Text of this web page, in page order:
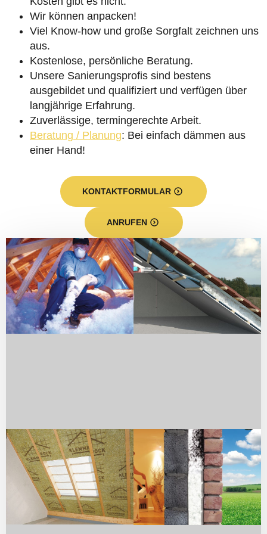
Wir können anpacken!
Viel Know-how und große Sorgfalt zeichnen uns
aus.
Kostenlose, persönliche Beratung.
Unsere Sanierungsprofis sind bestens
ausgebildet und qualifiziert und verfügen über
langjährige Erfahrung.
Zuverlässige, termingerechte Arbeit.
Beratung / Planung: Bei einfach dämmen aus
einer Hand!
KONTAKTFORMULAR
ANRUFEN